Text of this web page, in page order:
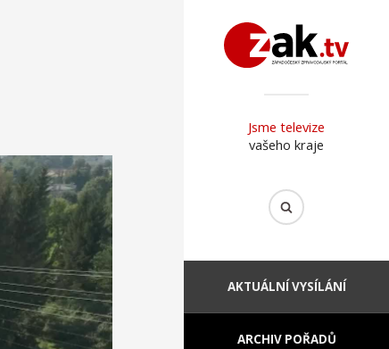
Jsme televize
vašeho kraje
AKTUÁLNÍ VYSÍLÁNÍ
ARCHIV POŘADŮ